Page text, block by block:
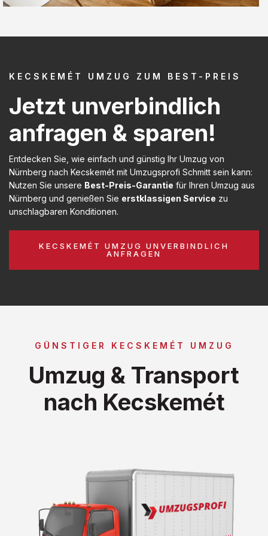
KECSKEMÉT UMZUG ZUM BEST-PREIS
Jetzt unverbindlich
anfragen & sparen!
Entdecken Sie, wie einfach und günstig Ihr Umzug von
Nürnberg nach Kecskemét mit Umzugsprofi Schmitt sein kann:
Nutzen Sie unsere Best-Preis-Garantie für Ihren Umzug aus
Nürnberg und genießen Sie erstklassigen Service zu
unschlagbaren Konditionen.
KECSKEMÉT UMZUG UNVERBINDLICH
ANFRAGEN
GÜNSTIGER KECSKEMÉT UMZUG
Umzug & Transport
nach Kecskemét